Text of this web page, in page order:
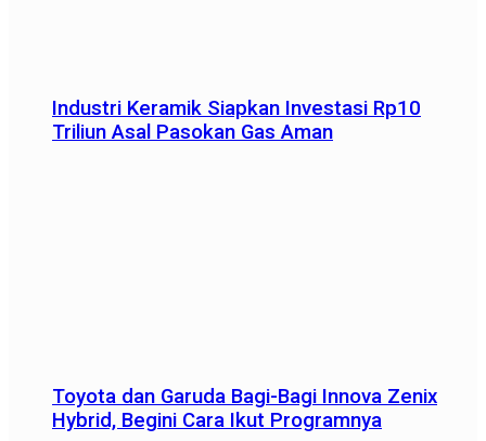
Industri Keramik Siapkan Investasi Rp10
Triliun Asal Pasokan Gas Aman
Toyota dan Garuda Bagi-Bagi Innova Zenix
Hybrid, Begini Cara Ikut Programnya